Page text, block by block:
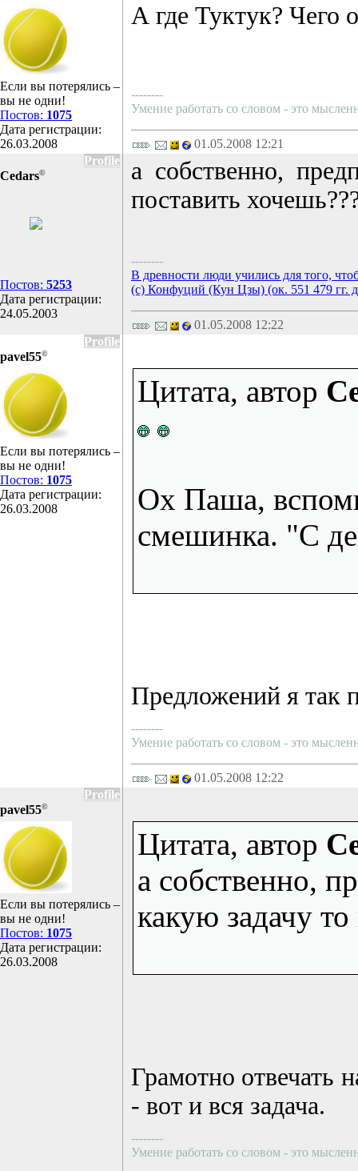
Если вы потерялись –
вы не одни!
Постов: 1075
Дата регистрации:
26.03.2008
А где Туктук? Чего
--------
Умение работать со словом - это
01.05.2008 12:21
Profile
Cedars©
Постов: 5253
Дата регистрации:
24.05.2003
а собственно,
поставить
--------
В древности люди учились для того,
(с) Конфуций (Кун Цзы) (ок. 551 479 гг.
01.05.2008 12:22
Profile
pavel55©
Если вы потерялись –
вы не одни!
Постов: 1075
Дата регистрации:
26.03.2008
Цитата, автор
Ох Паша,
смешинка. "С
Предложений я так
--------
Умение работать со словом - это
01.05.2008 12:22
Profile
pavel55©
Если вы потерялись –
вы не одни!
Постов: 1075
Дата регистрации:
26.03.2008
Цитата, автор
а собственно,
какую задачу
Грамотно отвечать
- вот и вся задача.
--------
Умение работать со словом - это